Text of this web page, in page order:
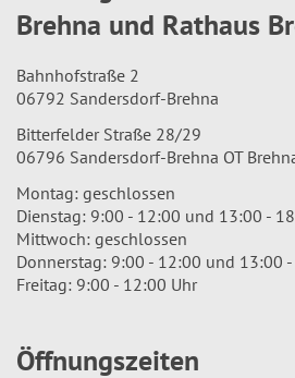
Brehna und Rathaus
Bahnhofstraße 2
06792 Sandersdorf-Brehna
Bitterfelder Straße 28/29
06796 Sandersdorf-Brehna OT
Montag: geschlossen
Dienstag: 9:00 - 12:00 und 13:00 -
Mittwoch: geschlossen
Donnerstag: 9:00 - 12:00 und 13:00
Freitag: 9:00 - 12:00 Uhr
Öffnungszeiten